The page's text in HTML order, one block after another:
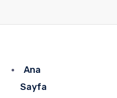
Ana
Sayfa